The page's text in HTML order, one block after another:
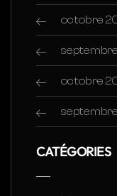
octobre
octobre
CATÉGORIES